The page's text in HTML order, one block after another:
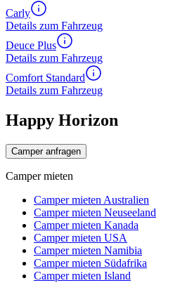
Carly
Details zum Fahrzeug
Deuce Plus
Details zum Fahrzeug
Comfort Standard
Details zum Fahrzeug
Happy Horizon
Camper anfragen
Camper mieten
Camper mieten Australien
Camper mieten Neuseeland
Camper mieten Kanada
Camper mieten USA
Camper mieten Namibia
Camper mieten Südafrika
Camper mieten Island